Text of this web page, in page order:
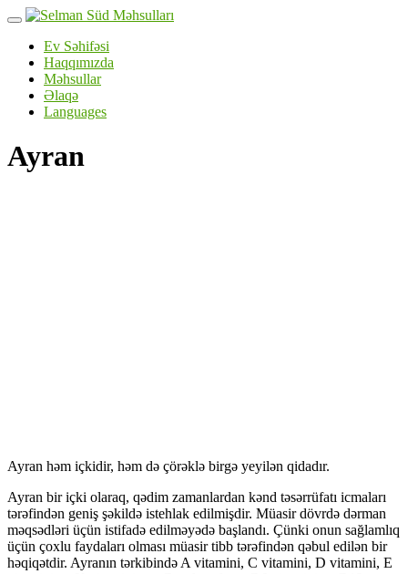
Skip
contentEv Səhifəsi
Haqqımızda
Məhsullar
Əlaqə
Languages
Ayran
Ayran həm içkidir, həm də çörəklə birgə yeyilən qidadır.
Ayran bir içki olaraq, qədim zamanlardan kənd təsərrüfatı icmaları
tərəfindən geniş şəkildə istehlak edilmişdir. Müasir dövrdə dərman
məqsədləri üçün istifadə edilməyədə başlandı. Çünki onun sağlamlıq
üçün çoxlu faydaları olması müasir tibb tərəfindən qəbul edilən bir
həqiqətdir. Ayranın tərkibində A vitamini, C vitamini, D vitamini, E